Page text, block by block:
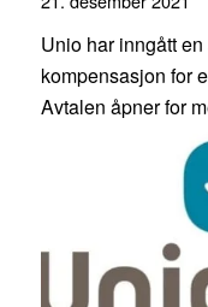
Unio har inngått
kompensasjon for
Avtalen åpner for